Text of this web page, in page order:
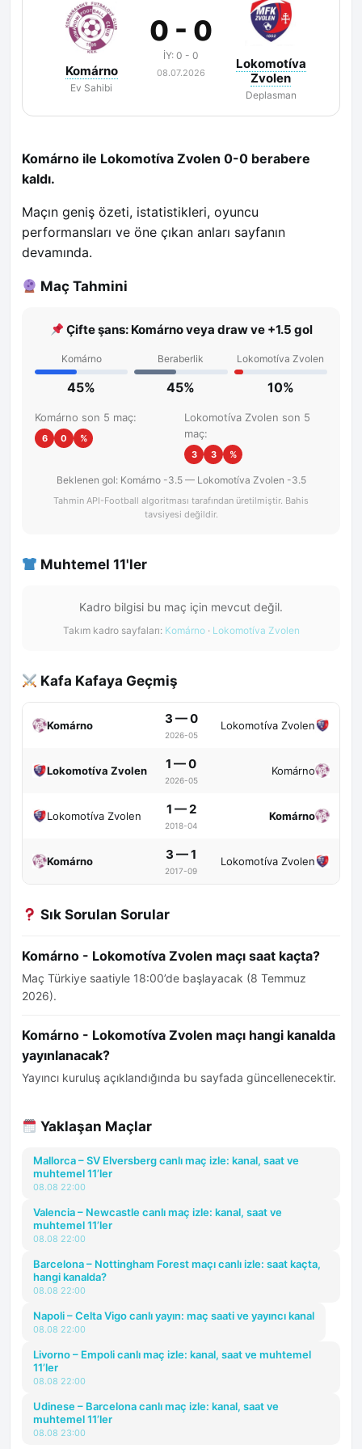
Komárno
Ev Sahibi
0 - 0
İY: 0 - 0
08.07.2026
Lokomotíva
Zvolen
Deplasman
Komárno ile Lokomotíva Zvolen 0-0 berabere
kaldı.
Maçın geniş özeti, istatistikleri, oyuncu
performansları ve öne çıkan anları sayfanın
devamında.
Maç Tahmini
Çifte şans: Komárno veya draw ve +1.5 gol
Komárno
45%
Beraberlik
45%
Lokomotíva Zvolen
10%
Komárno son 5 maç:
6 0 %
Lokomotíva Zvolen son 5
maç:
3 3 %
Beklenen gol: Komárno -3.5 — Lokomotíva Zvolen -3.5
Tahmin API-Football algoritması tarafından üretilmiştir. Bahis
tavsiyesi değildir.
Muhtemel 11'ler
Kadro bilgisi bu maç için mevcut değil.
Takım kadro sayfaları: Komárno· Lokomotíva Zvolen
Kafa Kafaya Geçmiş
Komárno 3 — 0
2026-05
Lokomotíva Zvolen
Lokomotíva Zvolen 1 — 0
2026-05
Komárno
Lokomotíva Zvolen 1 — 2
2018-04
Komárno
Komárno 3 — 1
2017-09
Lokomotíva Zvolen
Sık Sorulan Sorular
Komárno - Lokomotíva Zvolen maçı saat kaçta?
Maç Türkiye saatiyle 18:00’de başlayacak (8 Temmuz
2026).
Komárno - Lokomotíva Zvolen maçı hangi kanalda
yayınlanacak?
Yayıncı kuruluş açıklandığında bu sayfada güncellenecektir.
Yaklaşan Maçlar
Mallorca – SV Elversberg canlı maç izle: kanal, saat ve
muhtemel 11’ler
08.08 22:00
Valencia – Newcastle canlı maç izle: kanal, saat ve
muhtemel 11’ler
08.08 22:00
Barcelona – Nottingham Forest maçı canlı izle: saat kaçta,
hangi kanalda?
08.08 22:00
Napoli – Celta Vigo canlı yayın: maç saati ve yayıncı kanal
08.08 22:00
Livorno – Empoli canlı maç izle: kanal, saat ve muhtemel
11’ler
08.08 22:00
Udinese – Barcelona canlı maç izle: kanal, saat ve
muhtemel 11’ler
08.08 23:00